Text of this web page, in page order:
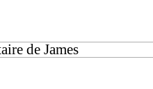
de James